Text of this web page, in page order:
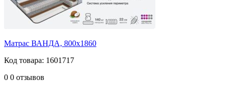
Матрас ВАНДА, 800х1860
Код товара: 1601717
0 0 отзывов